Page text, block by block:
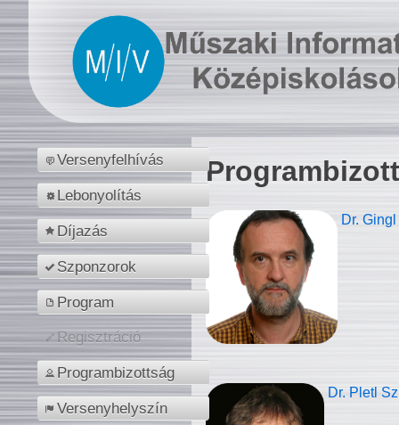
Versenyfelhívás
Lebonyolítás
Díjazás
Szponzorok
Program
Regisztráció
Programbizottság
Versenyhelyszín
Dr.
Dr. Pletl